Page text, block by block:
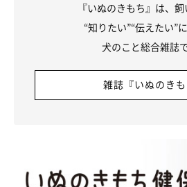
『いぬのきもち』は、
“知りたい”“伝えたい”
犬のこと総合雑誌で
雑誌『いぬのきも